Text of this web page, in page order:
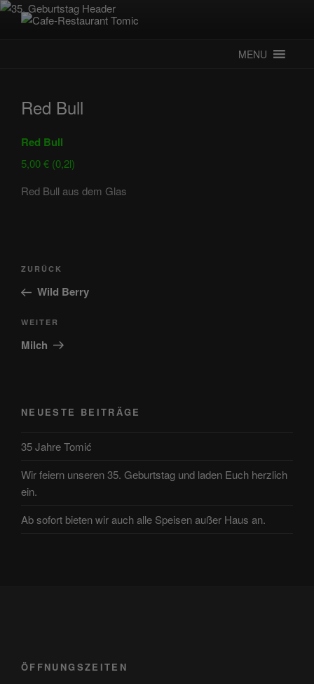
Zum
Inhalt
MENU
Red Bull
Red Bull
5,00 € (0,2l)
Red Bull aus dem Glas
Beitragsnavigation
Vorheriger
Beitrag
ZURÜCK
Wild Berry
Nächster
Beitrag
WEITER
Milch
NEUESTE BEITRÄGE
35 Jahre Tomić
Wir feiern unseren 35. Geburtstag und laden Euch herzlich
ein.
Ab sofort bieten wir auch alle Speisen außer Haus an.
ÖFFNUNGSZEITEN